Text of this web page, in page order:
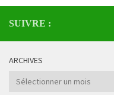
SUIVRE :
ARCHIVES
Archives